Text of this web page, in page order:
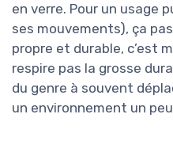
en verre. Pour un usage
ses mouvements), ça
propre et durable, c’est
respire pas la grosse
du genre à souvent
un environnement un